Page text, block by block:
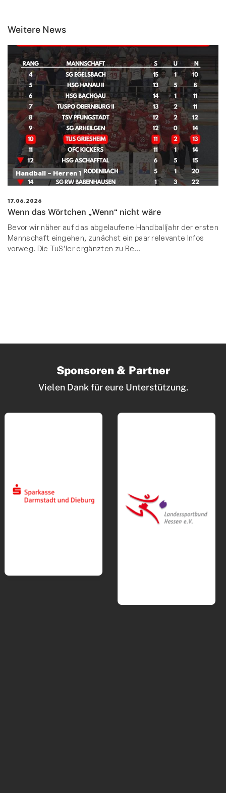
Weitere News
Handball – Herren 1
17.06.2026
Wenn das Wörtchen „Wenn“ nicht wäre
Bevor wir näher auf das abgelaufene Handballjahr der ersten
Mannschaft eingehen, zunächst ein paar relevante Infos
vorweg. Die TuS’ler ergänzten zu Be…
Sponsoren & Partner
Vielen Dank für eure Unterstützung.